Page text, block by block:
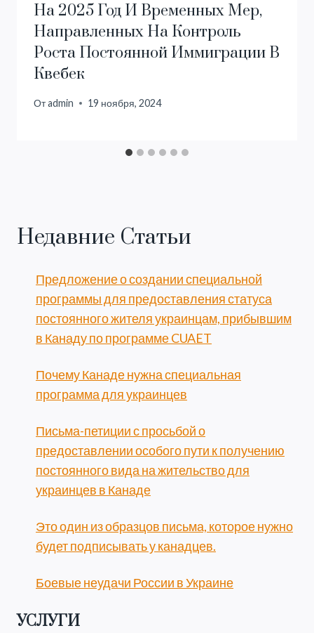
На 2025 Год И Временных Мер,
Направленных На Контроль
Роста Постоянной Иммиграции В
Квебек
Отadmin 19 ноября, 2024
Недавние Статьи
Предложение о создании специальной
программы для предоставления статуса
постоянного жителя украинцам, прибывшим
в Канаду по программе CUAET
Почему Канаде нужна специальная
программа для украинцев
Письма-петиции с просьбой о
предоставлении особого пути к получению
постоянного вида на жительство для
украинцев в Канаде
Это один из образцов письма, которое нужно
будет подписывать у канадцев.
Боевые неудачи России в Украине
УСЛУГИ